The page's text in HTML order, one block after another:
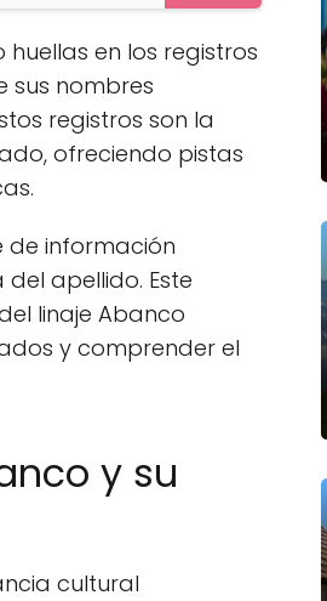
en los registros
sus nombres
registros son la
ofreciendo pistas
de información
apellido. Este
linaje Abanco
y comprender el
y su
cultural